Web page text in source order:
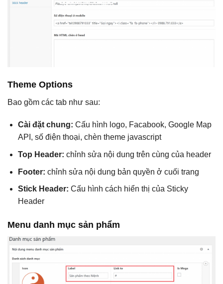
Theme Options
Bao gồm các tab như sau:
Cài đặt chung: Cấu hình logo, Facabook, Google Map
API, số điện thoại, chèn theme javascript
Top Header: chỉnh sửa nội dung trên cùng của header
Footer: chỉnh sửa nội dung bản quyền ở cuối trang
Stick Header: Cấu hình cách hiển thị của Sticky
Header
Menu danh mục sản phẩm